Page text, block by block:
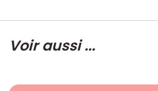
Voir aussi ...